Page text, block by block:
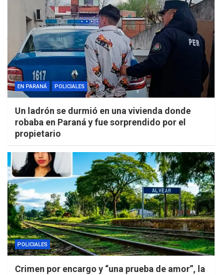
EN PARANÁ POLICIALES
Un ladrón se durmió en una vivienda donde
robaba en Paraná y fue sorprendido por el
propietario
POLICIALES
Crimen por encargo y “una prueba de amor”, la